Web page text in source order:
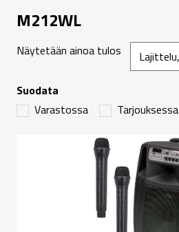
M212WL
Näytetään ainoa tulos
Suodata
Varastossa
Tarjouksessa